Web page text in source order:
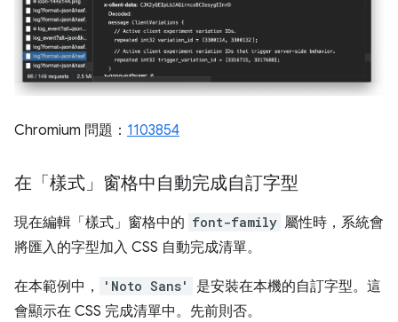
Chromium 問題： 1103854
在「樣式」窗格中自動完成自訂字型
現在編輯「樣式」 窗格中的 font-family 屬性時，系統會
將匯入的字型加入 CSS 自動完成清單。
在本範例中， 'Noto Sans'
是安裝在本機的自訂字型。這
會顯示在 CSS 完成清單中。先前則否。